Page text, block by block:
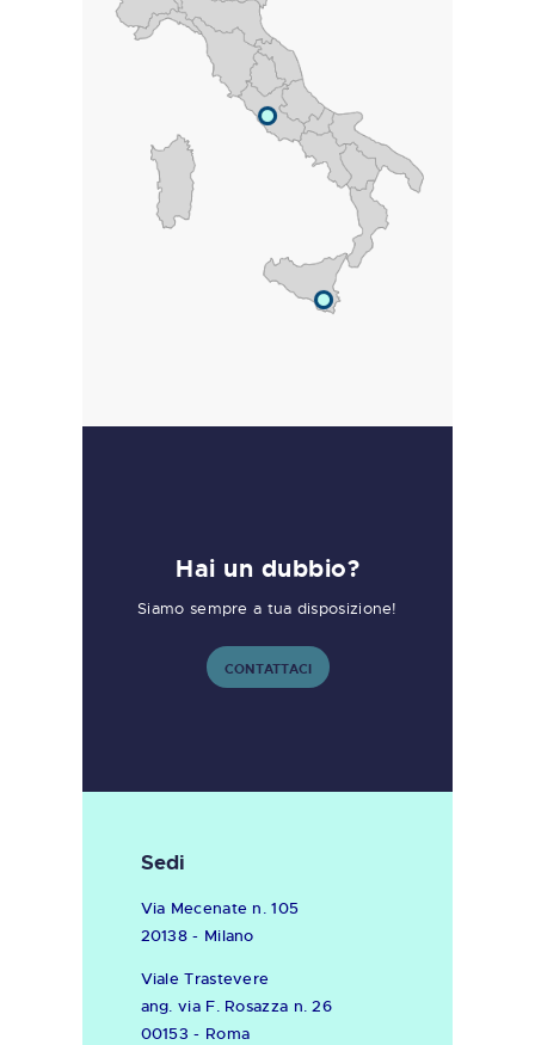
Hai un dubbio?
Siamo sempre a tua disposizione!
CONTATTACI
Sedi
Via Mecenate n. 105
20138 - Milano
Viale Trastevere
ang. via F. Rosazza n. 26
00153 - Roma